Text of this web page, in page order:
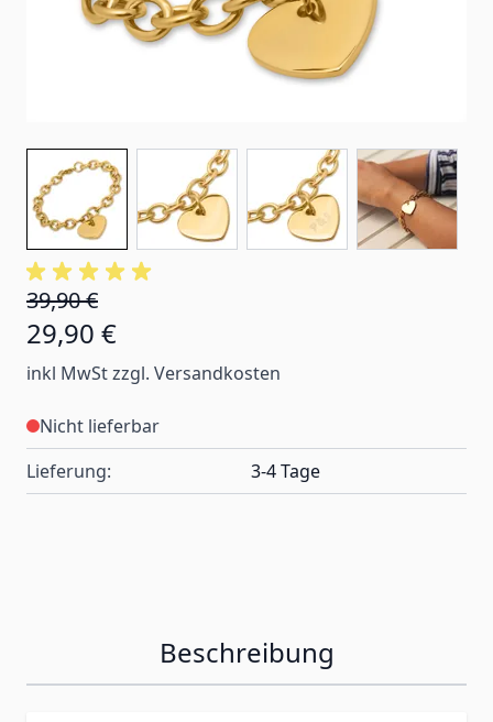
39,90 €
29,90 €
inkl MwSt zzgl. Versandkosten
Nicht lieferbar
Lieferung:
3-4 Tage
Beschreibung